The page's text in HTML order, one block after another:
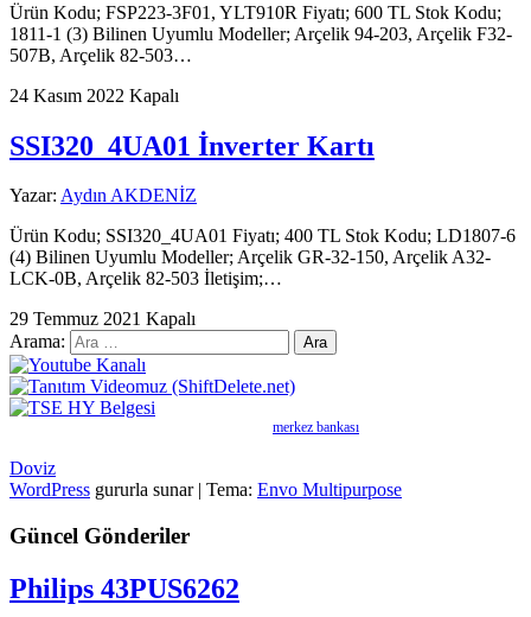
Ürün Kodu; FSP223-3F01, YLT910R Fiyatı; 600 TL Stok Kodu;
1811-1 (3) Bilinen Uyumlu Modeller; Arçelik 94-203, Arçelik F32-
507B, Arçelik 82-503…
24 Kasım 2022 Kapalı
SSI320_4UA01 İnverter Kartı
Yazar: Aydın AKDENİZ
Ürün Kodu; SSI320_4UA01 Fiyatı; 400 TL Stok Kodu; LD1807-6
(4) Bilinen Uyumlu Modeller; Arçelik GR-32-150, Arçelik A32-
LCK-0B, Arçelik 82-503 İletişim;…
29 Temmuz 2021 Kapalı
Arama:
merkez bankası
Doviz
WordPress gururla sunar | Tema: Envo Multipurpose
Güncel Gönderiler
Philips 43PUS6262